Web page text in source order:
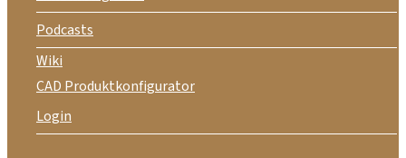
Podcasts
Wiki
CAD Produktkonfigurator
Login